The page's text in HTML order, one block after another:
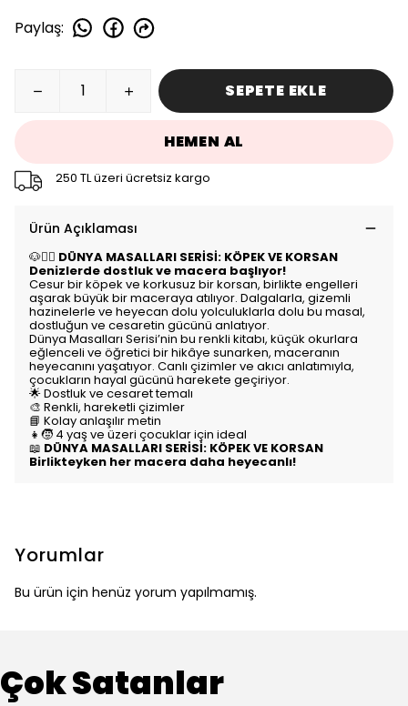
Paylaş:
SEPETE EKLE
HEMEN AL
250 TL üzeri ücretsiz kargo
Ürün Açıklaması
🐶🏴‍☠️ DÜNYA MASALLARI SERİSİ: KÖPEK VE KORSAN
Denizlerde dostluk ve macera başlıyor!
Cesur bir köpek ve korkusuz bir korsan, birlikte engelleri
aşarak büyük bir maceraya atılıyor. Dalgalarla, gizemli
hazinelerle ve heyecan dolu yolculuklarla dolu bu masal,
dostluğun ve cesaretin gücünü anlatıyor.
Dünya Masalları Serisi’nin bu renkli kitabı, küçük okurlara
eğlenceli ve öğretici bir hikâye sunarken, maceranın
heyecanını yaşatıyor. Canlı çizimler ve akıcı anlatımıyla,
çocukların hayal gücünü harekete geçiriyor.
🌟 Dostluk ve cesaret temalı
🎨 Renkli, hareketli çizimler
📘 Kolay anlaşılır metin
👧🧒 4 yaş ve üzeri çocuklar için ideal
📖 DÜNYA MASALLARI SERİSİ: KÖPEK VE KORSAN
Birlikteyken her macera daha heyecanlı!
Yorumlar
Bu ürün için henüz yorum yapılmamış.
Çok Satanlar